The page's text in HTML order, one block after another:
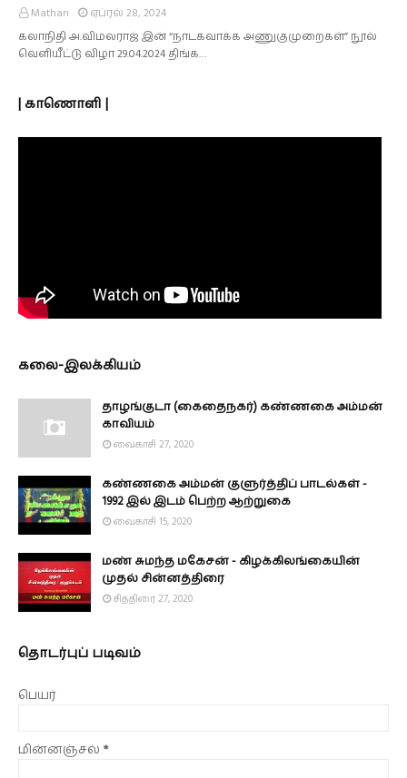
Mathan
ஏப்ரல் 28, 2024
கலாநிதி அ.விமலராஜ் இன் “நாடகவாக்க அணுகுமுறைகள்” நூல்
வெளியீட்டு விழா 29.04.2024 திங்க…
| காணொளி |
கலை-இலக்கியம்
தாழங்குடா (கைதைநகர்) கண்ணகை அம்மன்
காவியம்
வைகாசி 27, 2020
கண்ணகை அம்மன் குளுர்த்திப் பாடல்கள் -
1992 இல் இடம் பெற்ற ஆற்றுகை
வைகாசி 15, 2020
மண் சுமந்த மகேசன் - கிழக்கிலங்கையின்
முதல் சின்னத்திரை
சித்திரை 27, 2020
தொடர்புப் படிவம்
பெயர்
மின்னஞ்சல் *